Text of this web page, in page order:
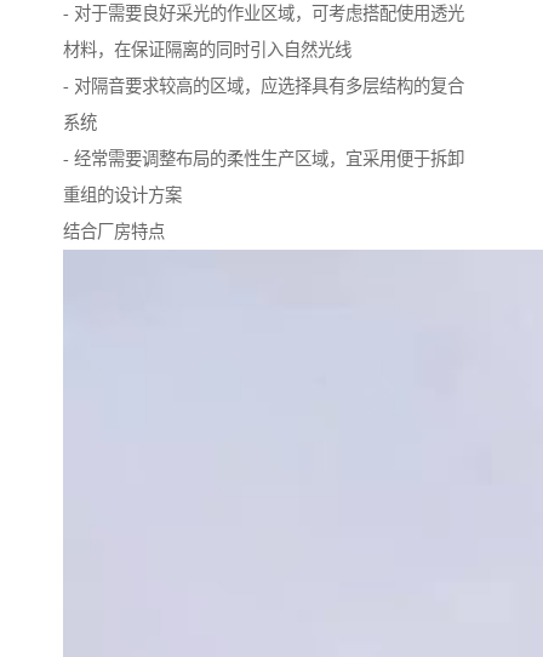
- 对于需要良好采光的作业区域，可考虑搭配使用透光
材料，在保证隔离的同时引入自然光线
- 对隔音要求较高的区域，应选择具有多层结构的复合
系统
- 经常需要调整布局的柔性生产区域，宜采用便于拆卸
重组的设计方案
结合厂房特点